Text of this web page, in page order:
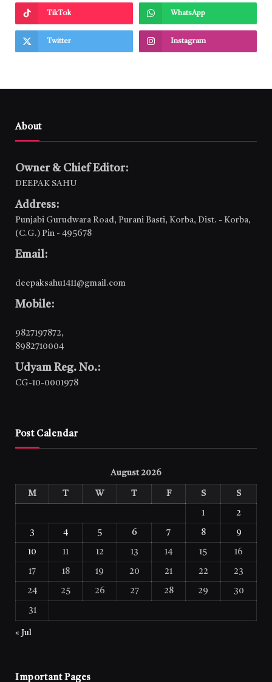
TikTok WhatsApp
Twitter Instagram
About
Owner & Chief Editor:
DEEPAK SAHU
Address:
Punjabi Gurudwara Road, Purani Basti, Korba, Dist. - Korba,
(C.G.) Pin - 495678
Email:
deepaksahu1411@gmail.com
Mobile:
9827197872,
8982710004
Udyam Reg. No.:
CG-10-0001978
Post Calendar
August 2026
M T W T F S S
1 2
3 4 5 6 7 8 9
10 11 12 13 14 15 16
17 18 19 20 21 22 23
24 25 26 27 28 29 30
31
« Jul
Important Pages